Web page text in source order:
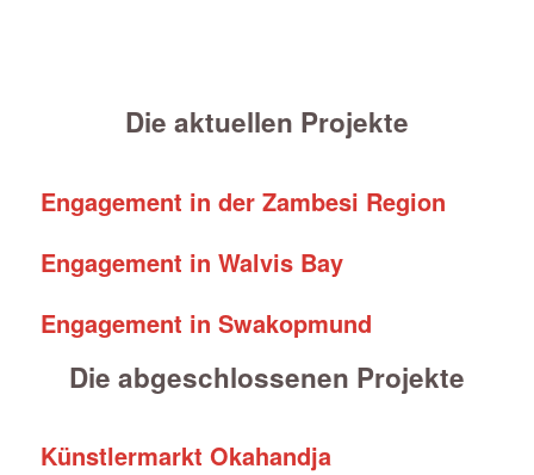
Die aktuellen Projekte
Engagement in der Zambesi Region
Engagement in Walvis Bay
Engagement in Swakopmund
Die abgeschlossenen Projekte
Künstlermarkt Okahandja